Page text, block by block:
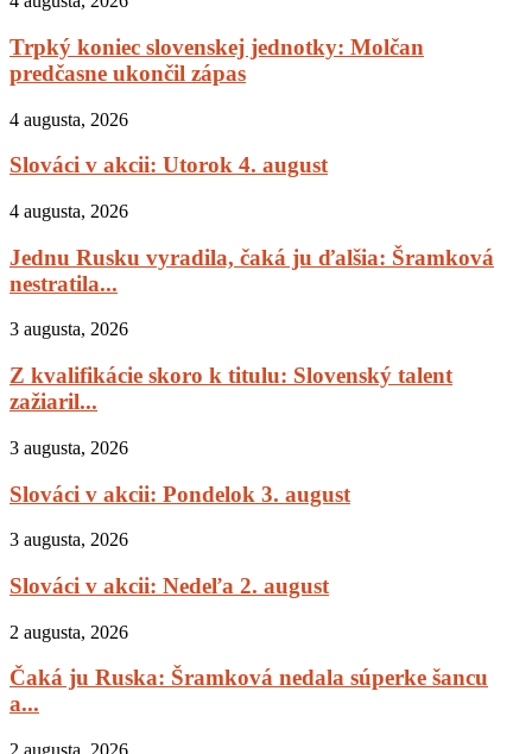
Trpký koniec slovenskej jednotky: Molčan
predčasne ukončil zápas
4 augusta, 2026
Slováci v akcii: Utorok 4. august
4 augusta, 2026
Jednu Rusku vyradila, čaká ju ďalšia: Šramková
nestratila...
3 augusta, 2026
Z kvalifikácie skoro k titulu: Slovenský talent
zažiaril...
3 augusta, 2026
Slováci v akcii: Pondelok 3. august
3 augusta, 2026
Slováci v akcii: Nedeľa 2. august
2 augusta, 2026
Čaká ju Ruska: Šramková nedala súperke šancu
a...